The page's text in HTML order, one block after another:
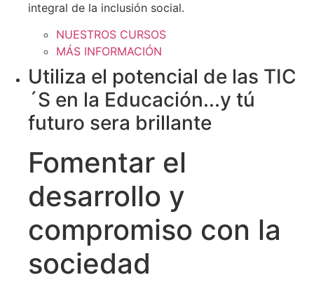
integral de la inclusión social.
NUESTROS CURSOS
MÁS INFORMACIÓN
Utiliza el potencial de las TIC
´S en la Educación...y tú
futuro sera brillante
Fomentar el
desarrollo y
compromiso con la
sociedad